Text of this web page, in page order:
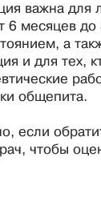
важна
6 месяцев
а
и для тех,
общепита.
если
чтобы